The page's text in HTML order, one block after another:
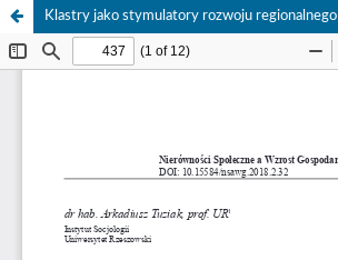
Klastry jako stymulatory rozwoju regionalnego